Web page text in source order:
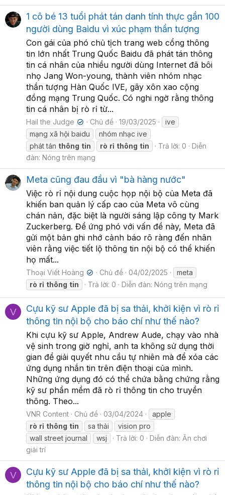
1 cô bé 13 tuổi phát tán danh tính thực gần 100
người dùng Baidu vì xúc phạm thần tượng
Con gái của phó chủ tịch trang web cổng thông
tin lớn nhất Trung Quốc Baidu đã phát tán thông
tin cá nhân của nhiều người dùng Internet đã bôi
nhọ Jang Won-young, thành viên nhóm nhạc
thần tượng Hàn Quốc IVE, gây xôn xao cộng
đồng mạng Trung Quốc. Có nghi ngờ rằng thông
tin cá nhân bị rò rỉ từ...
Hail the Judge ✔ Chủ đề 19/03/2025
ive
mạng xã hội baidu
nhóm nhạc ive
phát tán thông tin rò rỉ thông tin Trả lời: 0
Diễn
đàn: Nóng trên mạng
Meta cũng đau đầu vì "bà hàng nước"
Việc rò rỉ nội dung cuộc họp nội bộ của Meta đã
khiến ban quản lý cấp cao của Meta vô cùng
chán nản, đặc biệt là người sáng lập công ty Mark
Zuckerberg. Để ứng phó với vấn đề này, Meta đã
gửi một bản ghi nhớ cảnh báo rõ ràng đến nhân
viên rằng việc tiết lộ thông tin nội bộ có thể khiến
họ mất...
Thoại Viết Hoàng ✔ Chủ đề 04/02/2025
meta
rò rỉ thông tin Trả lời: 0 Diễn đàn: Nóng trên mạng
V
Cựu kỹ sư Apple đã bị sa thải, khởi kiện vì rò rỉ
thông tin nội bộ cho báo chí như thế nào?
Khi cựu kỹ sư Apple, Andrew Aude, chạy vào nhà
vệ sinh trong giờ nghỉ, anh ta không sử dụng thời
gian để giải quyết nhu cầu tự nhiên mà để xóa các
ứng dụng nhắn tin trên điện thoại của mình.
Những ứng dụng đó có thể chứa bằng chứng rằng
kỹ sư phần mềm đã rò rỉ thông tin cho truyền
thông. Theo...
VNR Content Chủ đề 03/04/2024
apple
rò rỉ thông tin sa thải
vision pro
wall street journal
wsj Trả lời: 0 Diễn đàn: Ăn chơi
giải trí
V
Cựu kỹ sư Apple đã bị sa thải, khởi kiện vì rò rỉ
thông tin nội bộ cho báo chí như thế nào?